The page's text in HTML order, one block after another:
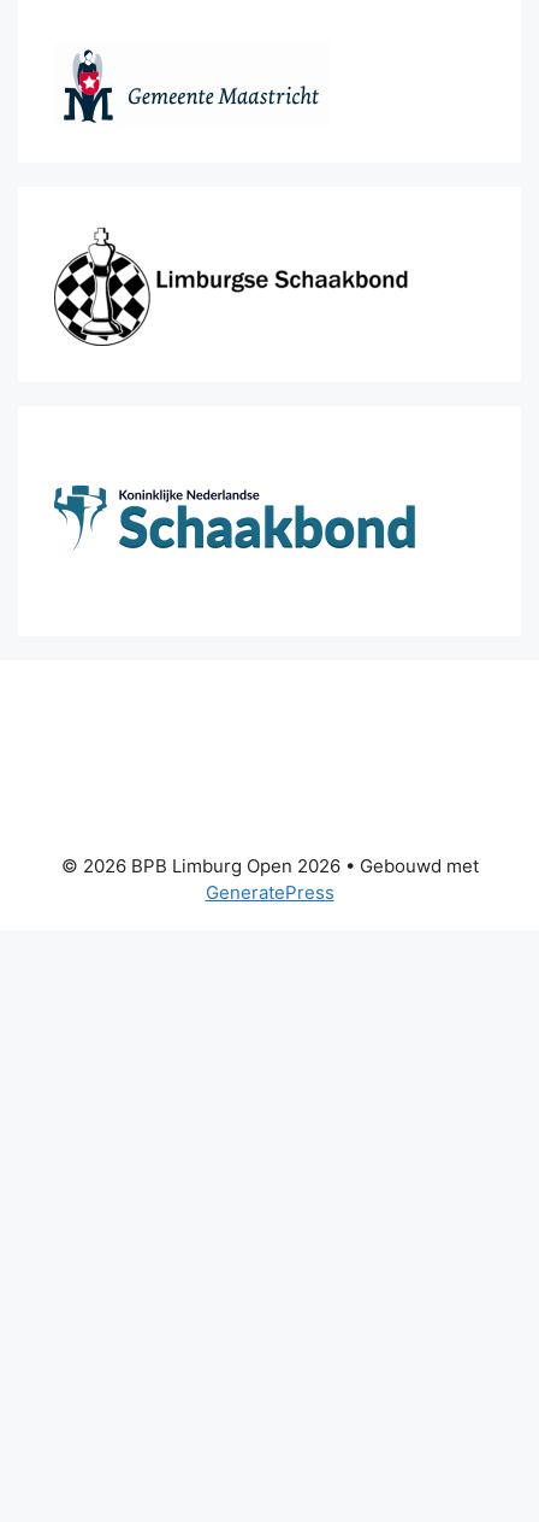
© 2026 BPB Limburg Open 2026• Gebouwd met
GeneratePress